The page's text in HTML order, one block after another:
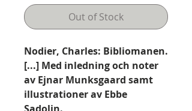
Out of Stock
Nodier, Charles: Bibliomanen.
[...] Med inledning och noter
av Ejnar Munksgaard samt
illustrationer av Ebbe